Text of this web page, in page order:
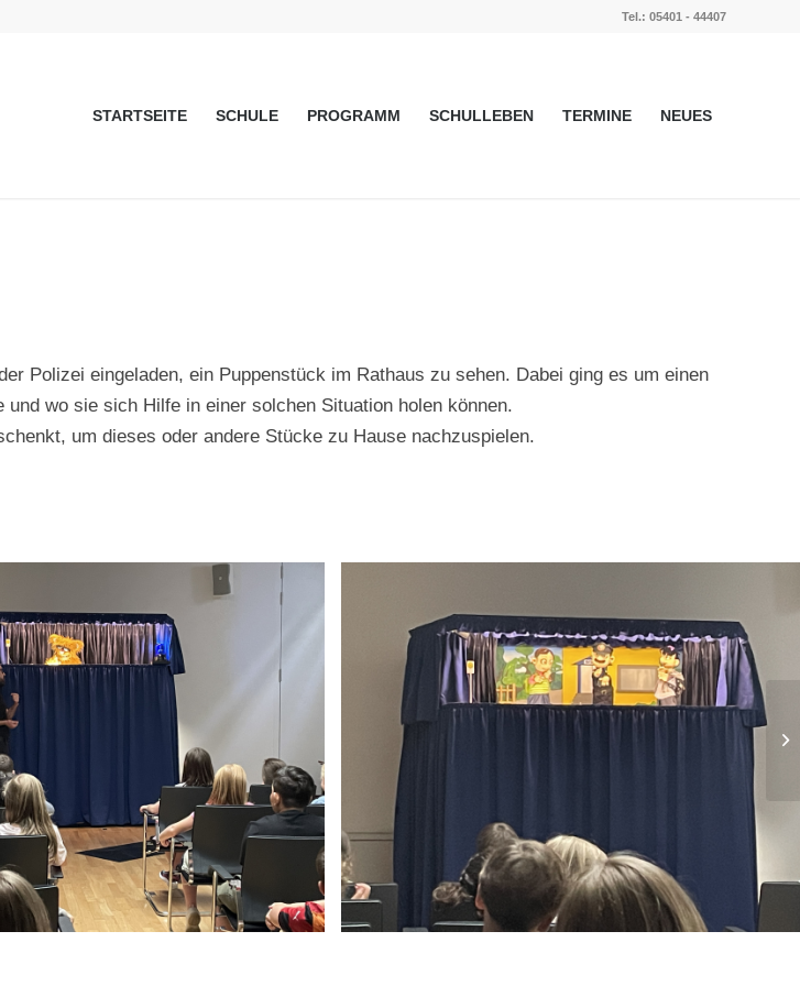
Tel.: 05401 - 44407
STARTSEITE SCHULE PROGRAMM SCHULLEBEN TERMINE NEUES
Polizei eingeladen, ein Puppenstück im Rathaus zu sehen. Dabei ging es um einen
wo sie sich Hilfe in einer solchen Situation holen können.
um dieses oder andere Stücke zu Hause nachzuspielen.